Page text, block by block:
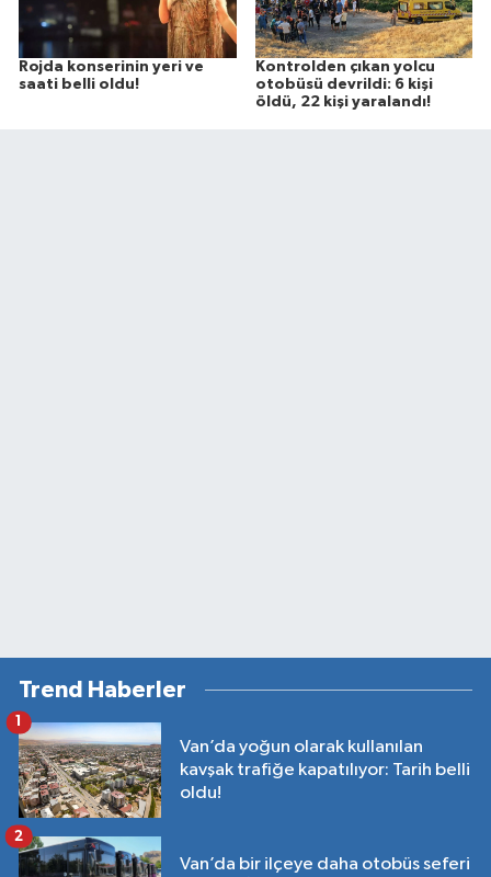
Rojda konserinin yeri ve
saati belli oldu!
Kontrolden çıkan yolcu
otobüsü devrildi: 6 kişi
öldü, 22 kişi yaralandı!
Trend Haberler
Van’da yoğun olarak kullanılan
kavşak trafiğe kapatılıyor: Tarih belli
oldu!
Van’da bir ilçeye daha otobüs seferi
2